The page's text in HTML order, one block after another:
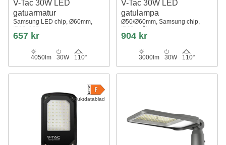
V-Tac 30W LED
gatuarmatur
Samsung LED chip, Ø60mm,
IP65, 135lm/w
657 kr
4050lm 30W 110°
V-Tac 30W LED
gatulampa
Ø50/Ø60mm, Samsung chip,
IP65, grått hus
904 kr
3000lm 30W 110°
Produktdatablad